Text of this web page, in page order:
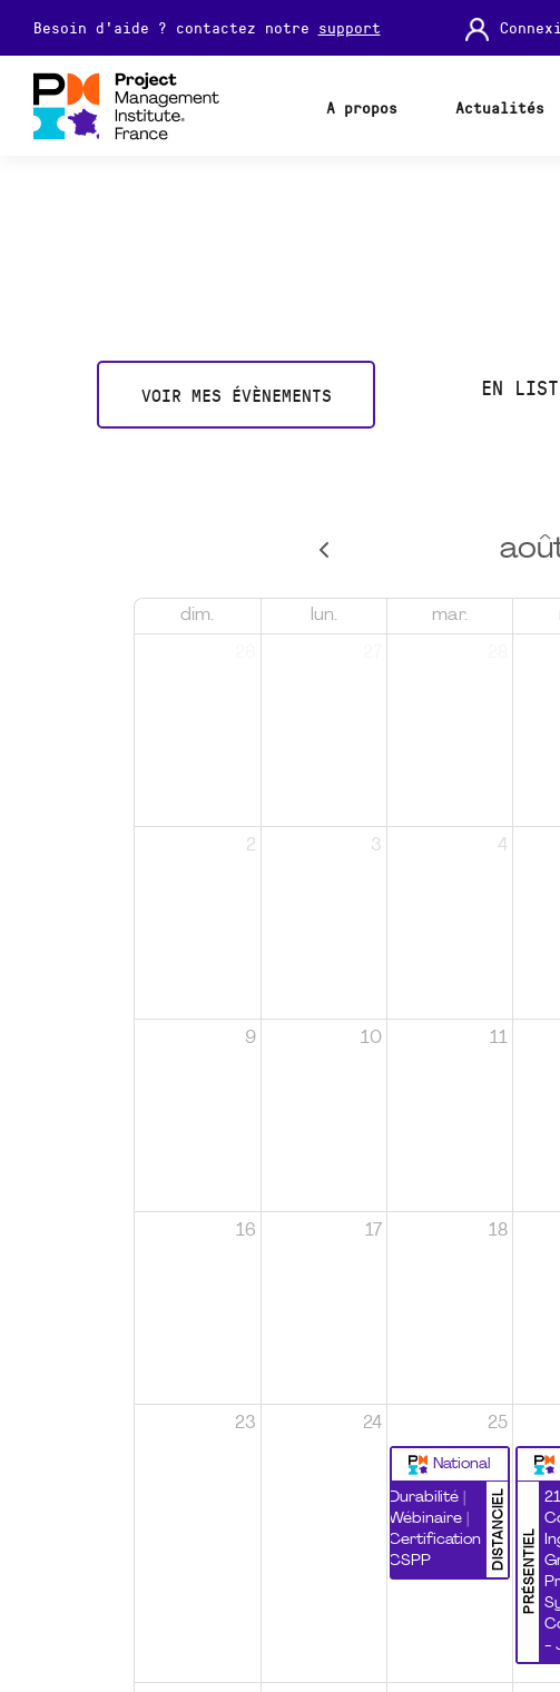
Besoin d'aide ? contactez notre support
A propos Actualités
VOIR MES ÉVÈNEMENTS EN
dim. lun. mar.
2 3 4
9 10 11
16 17 18
23 24 25
National
DISTANCIEL
Durabilité |
Wébinaire |
Certification
CSPP
PRÉSENTIEL
-